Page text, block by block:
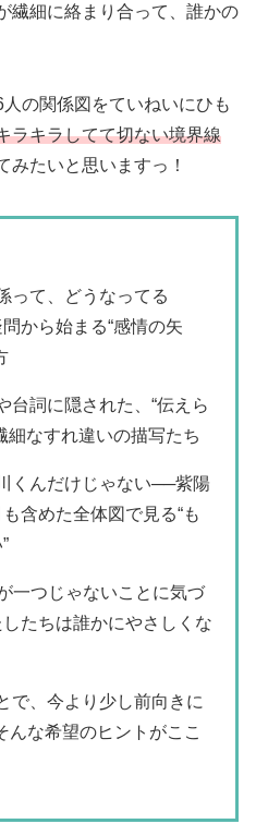
繊細に絡まり合って、誰かの
の関係図をていねいにひも
ラキラしてて切ない境界線
みたいと思いますっ！
って、どうなってる
から始まる“感情の矢
台詞に隠された、“伝えら
細なすれ違いの描写たち
くんだけじゃない──紫陽
含めた全体図で見る“も
一つじゃないことに気づ
たちは誰かにやさしくな
で、今より少し前向きに
んな希望のヒントがここ